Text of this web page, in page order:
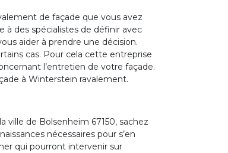
de façade que vous avez
des spécialistes de définir avec
aider à prendre une décision.
cas. Pour cela cette entreprise
l’entretien de votre façade.
à Winterstein ravalement.
ville de Bolsenheim 67150, sachez
nécessaires pour s’en
qui pourront intervenir sur